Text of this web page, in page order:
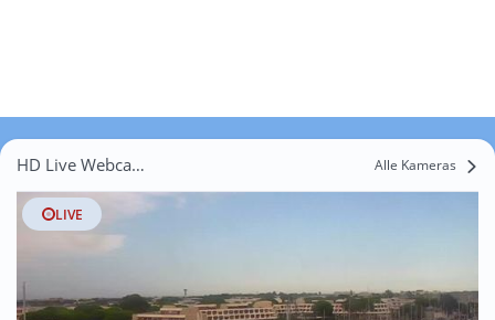
HD Live Webcams Lunel Alle Kameras
LIVE